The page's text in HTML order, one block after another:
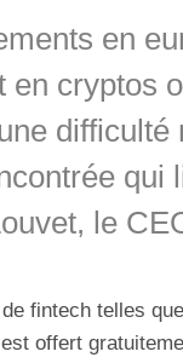
en
en cryptos
qui
le
fintech telles
est offert